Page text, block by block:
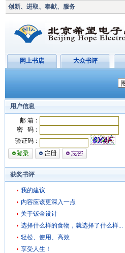
创新、进取、奉献、服务
网上书店 大众书评
用户信息
邮 箱：
密 码：
验证码：
获奖书评
我的建议
内容应该更深入一点
关于钣金设计
选择什么样的食物，就选择了什么样...
轻松、使用、高效
享受人生！